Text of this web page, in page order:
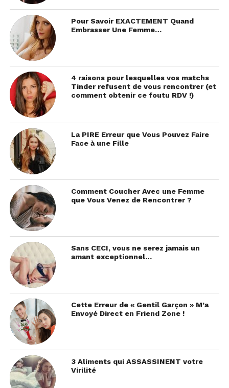
Pour Savoir EXACTEMENT Quand
Embrasser Une Femme…
4 raisons pour lesquelles vos matchs
Tinder refusent de vous rencontrer (et
comment obtenir ce foutu RDV !)
La PIRE Erreur que Vous Pouvez Faire
Face à une Fille
Comment Coucher Avec une Femme
que Vous Venez de Rencontrer ?
Sans CECI, vous ne serez jamais un
amant exceptionnel…
Cette Erreur de « Gentil Garçon » M’a
Envoyé Direct en Friend Zone !
3 Aliments qui ASSASSINENT votre
Virilité